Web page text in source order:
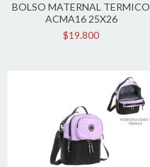
BOLSO MATERNAL TERMICO
ACMA16 25X26
$19.800